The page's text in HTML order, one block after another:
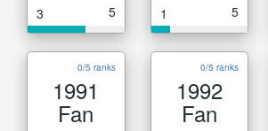
3 5 1 5
0/5 ranks
1991
Fan
0/5 ranks
1992
Fan